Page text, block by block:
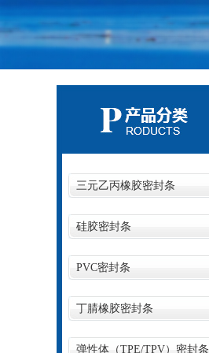
三元乙丙橡胶密封条
硅胶密封条
PVC密封条
丁腈橡胶密封条
弹性体（TPE/TPV）密封条